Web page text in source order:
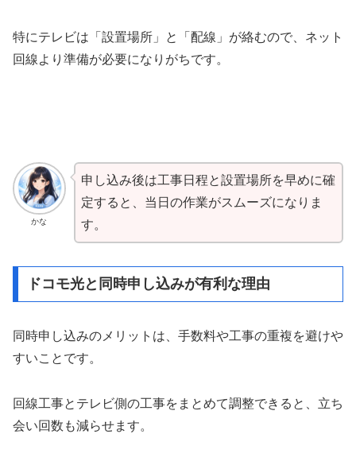
特にテレビは「設置場所」と「配線」が絡むので、ネット
回線より準備が必要になりがちです。
かな
申し込み後は工事日程と設置場所を早めに確
定すると、当日の作業がスムーズになりま
す。
ドコモ光と同時申し込みが有利な理由
同時申し込みのメリットは、手数料や工事の重複を避けや
すいことです。
回線工事とテレビ側の工事をまとめて調整できると、立ち
会い回数も減らせます。